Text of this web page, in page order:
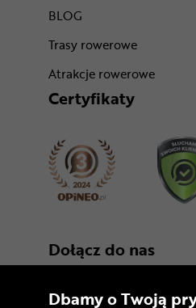
BLOG
Trasy rowerowe
Atrakcje rowerowe
Certyfikaty
Dołącz do nas
Dbamy o Twoją